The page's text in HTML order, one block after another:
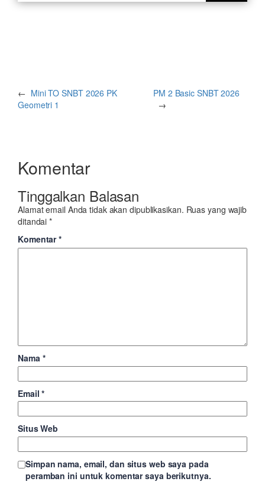
← Mini TO SNBT 2026 PK
Geometri 1
PM 2 Basic SNBT 2026
→
Komentar
Tinggalkan Balasan
Alamat email Anda tidak akan dipublikasikan. Ruas yang wajib
ditandai*
Komentar*
Nama *
Email*
Situs Web
Simpan nama, email, dan situs web saya pada
peramban ini untuk komentar saya berikutnya.